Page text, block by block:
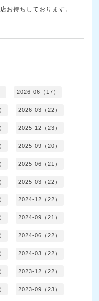
お待ちしております。
2026-06（17）
2026-03（22）
2025-12（23）
2025-09（20）
2025-06（21）
2025-03（22）
2024-12（22）
2024-09（21）
2024-06（22）
2024-03（22）
2023-12（22）
2023-09（23）